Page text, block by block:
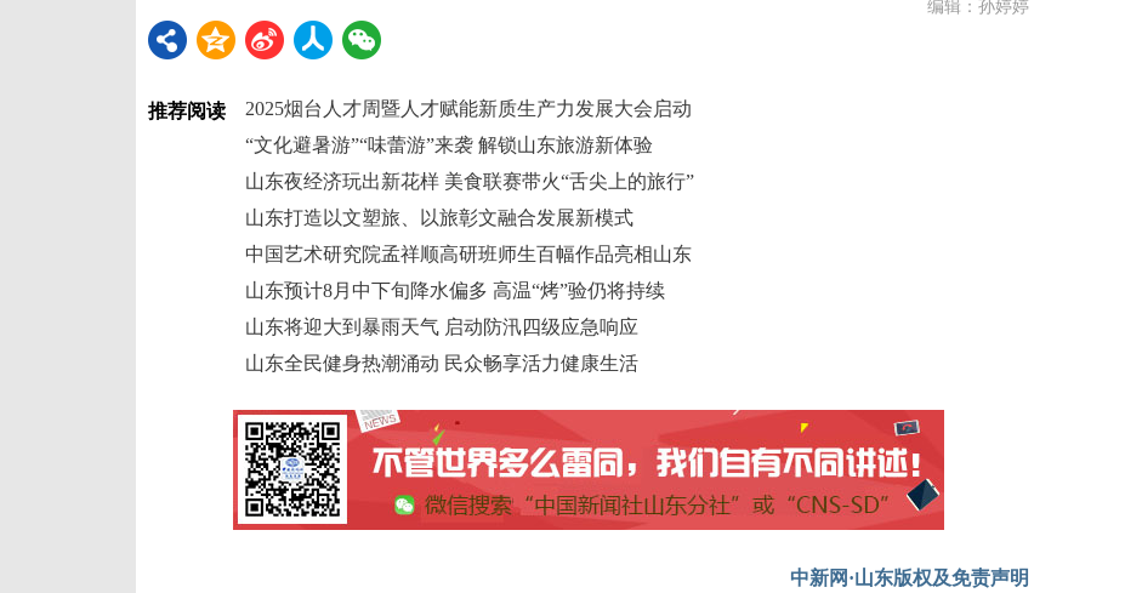
编辑：孙婷婷
推荐阅读
2025烟台人才周暨人才赋能新质生产力发展大会启动
“文化避暑游”“味蕾游”来袭 解锁山东旅游新体验
山东夜经济玩出新花样 美食联赛带火“舌尖上的旅行”
山东打造以文塑旅、以旅彰文融合发展新模式
中国艺术研究院孟祥顺高研班师生百幅作品亮相山东
山东预计8月中下旬降水偏多 高温“烤”验仍将持续
山东将迎大到暴雨天气 启动防汛四级应急响应
山东全民健身热潮涌动 民众畅享活力健康生活
中新网·山东版权及免责声明